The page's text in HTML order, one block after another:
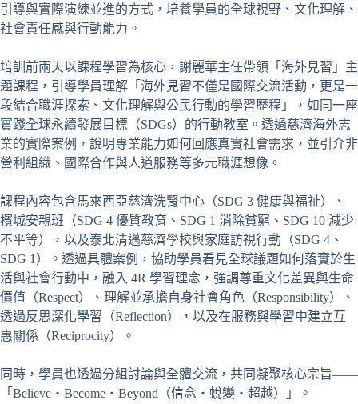
引導與實際演練並進的方式，培養學員的全球視野、文化理解、
社會責任感與行動能力。
培訓前兩天以課程學習為核心，謝麗華主任帶領「海外見習」主
題課程，引導學員理解「海外見習不僅是國際交流活動，更是一
段結合職涯探索、文化理解與公民行動的學習歷程」，如同一座
實踐全球永續發展目標（SDGs）的行動教室。透過慈濟海外志
業的實際案例，說明專業能力如何回應真實社會需求，並引介非
營利組織、國際合作與人道服務等多元職涯想像。
課程內容包含馬來西亞慈濟洗腎中心（SDG 3 健康與福祉）、
檳城安親班（SDG 4 優質教育、SDG 1 消除貧窮、SDG 10 減少
不平等），以及泰北清邁慈濟學校與家庭訪視行動（SDG 4、
SDG 1）。透過具體案例，協助學員看見全球議題如何落實於生
活與社會行動中，融入 4R 學習理念，強調尊重文化差異與生命
價值（Respect）、理解並承擔自身社會角色（Responsibility）、
透過反思深化學習（Reflection），以及在服務與學習中建立互
惠關係（Reciprocity）。
同時，學員也透過分組討論與全體交流，共同凝聚核心宗旨——
「Believe・Become・Beyond（信念・蛻變・超越）」。